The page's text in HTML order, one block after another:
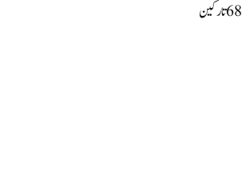
Spain Immigration – کروز شپ نےاسپین جانے والے 68 تارکین وطن کو بچا لیا اردو انٹرنیشنل (مانیٹرنگ ڈیسک) اسپین کے شہر کینری جانے والے 68 تارکین